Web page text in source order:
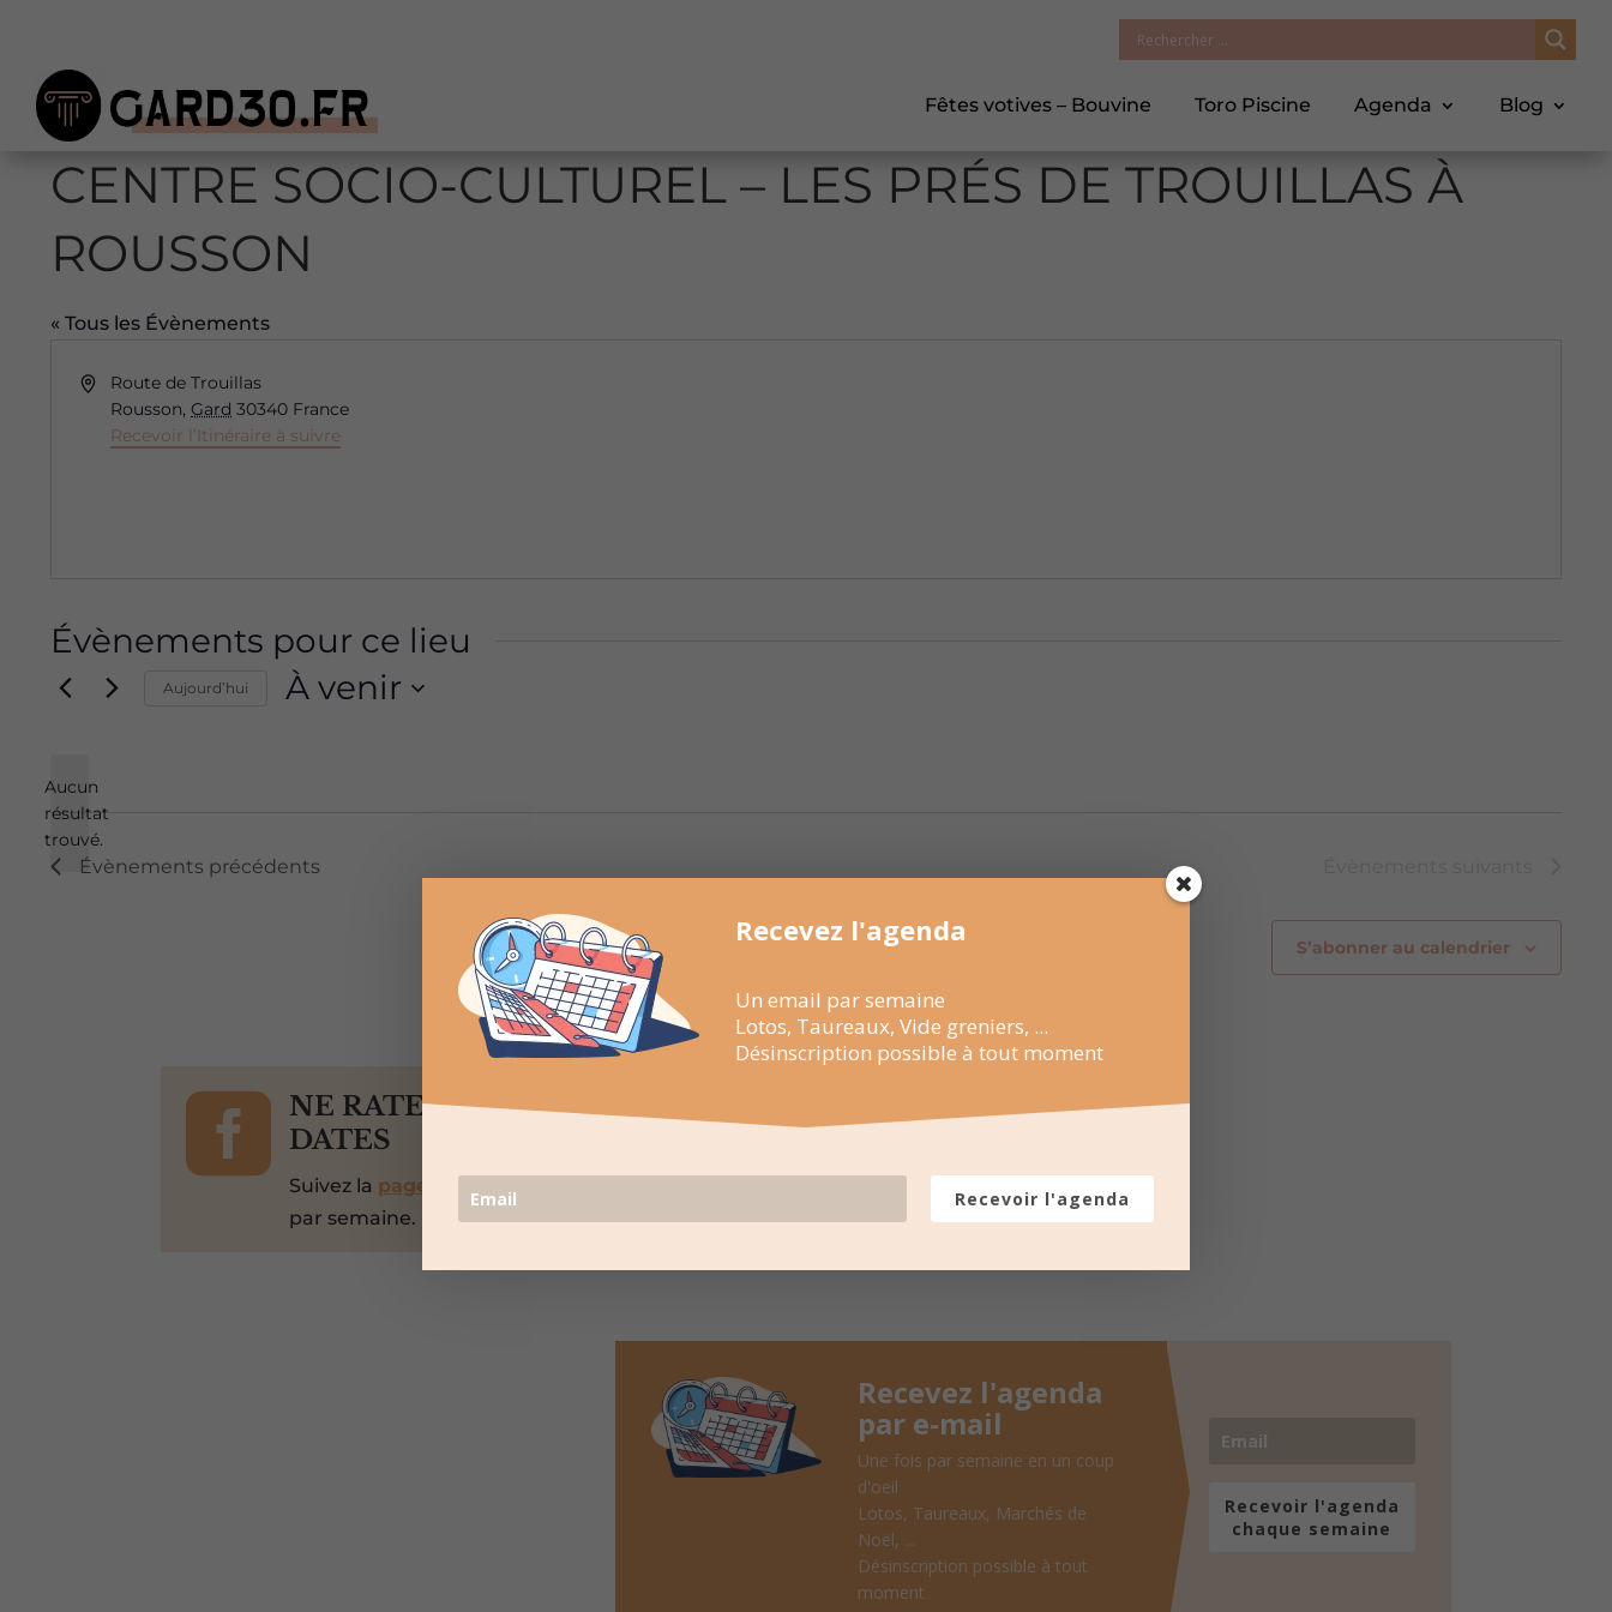
Fêtes votives – Bouvine Toro Piscine Agenda Blog
CENTRE SOCIO-CULTUREL – LES PRÉS DE TROUILLAS À
ROUSSON
« Tous les Évènements
AdresseRoute de Trouillas
Rousson, Gard 30340 France
Recevoir l’Itinéraire à suivre
Évènements pour ce lieu
Notice
Aucun
résultat
trouvé.
Aujourd’hui À venir
Évènements précédents
S’abonner au calendrier

NE RATEZ PAS LES PROCHAINES
DATES
Suivez la page Facebook
par semaine.
Recevez l'agenda
par e-mail
Une fois par semaine en un coup
d'oeil
Lotos, Taureaux, Marchés de
Noël, ...
Désinscription possible à tout
moment
Recevoir l'agenda
chaque semaine
Recevez l'agenda
Un email par semaine
Lotos, Taureaux, Vide greniers, ...
Désinscription possible à tout moment
Recevoir l'agenda